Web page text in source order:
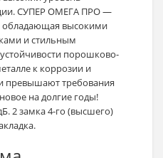
СУПЕР ОМЕГА ПРО —
обладающая высокими
и стильным
порошково-
к коррозии и
превышают требования
на долгие годы!
2 замка 4-го (высшего)